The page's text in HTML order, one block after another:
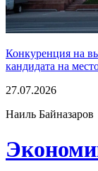
Конкуренция на
кандидата на
27.07.2026
Наиль Байназаров